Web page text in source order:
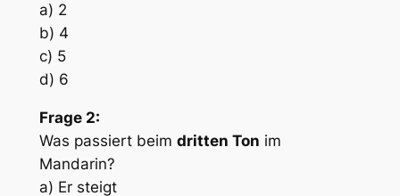
a) 2
b) 4
c) 5
d) 6
Frage 2:
Was passiert beim dritten Ton im
Mandarin?
a) Er steigt